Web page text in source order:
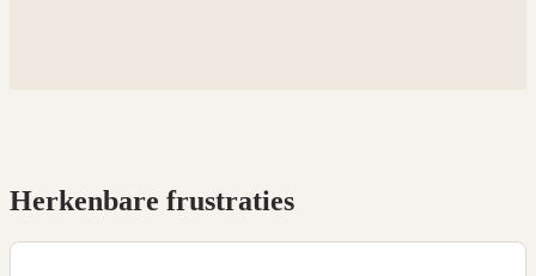
Herkenbare frustraties